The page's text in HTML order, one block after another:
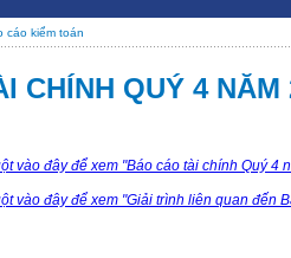
cáo kiểm toán
CHÍNH QUÝ 4 NĂM
vào đâyđể xem "Báo cáo tài chính Quý 4
vào đâyđể xem "Giải trình liên quan đến